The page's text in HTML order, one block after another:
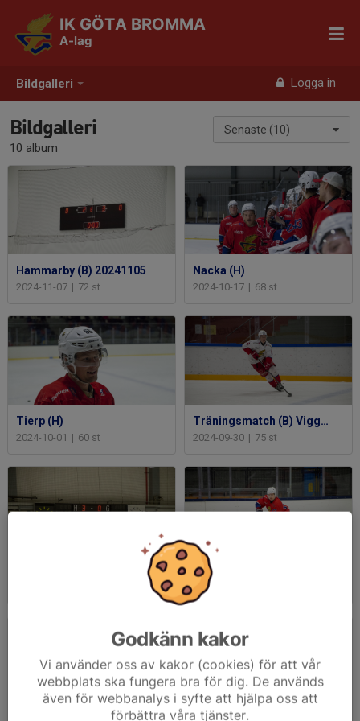
Bildgalleri Logga in
IK GÖTA BROMMA
A-lag
Senaste (10)
Bildgalleri
10 album
Hammarby (B) 20241105
2024-11-07 | 72 st
Nacka (H)
2024-10-17 | 68 st
Tierp (H)
2024-10-01 | 60 st
Träningsmatch (B) Viggbyholm/Waxholm
2024-09-30 | 75 st
Flemingsberg (H) 20240218
2024-02-07
Godkänn kakor
Vi använder oss av kakor (cookies) för att vår
webbplats ska fungera bra för dig. De används
även för webbanalys i syfte att hjälpa oss att
förbättra våra tjänster.